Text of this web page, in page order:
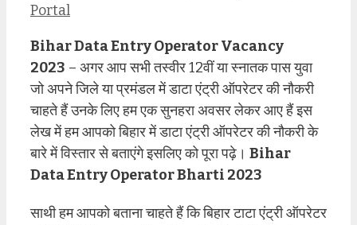
Portal
Bihar Data Entry Operator Vacancy
2023 – अगर आप सभी तस्वीर 12वीं या स्नातक पास युवा
जो अपने जिले या प्रमंडल में डाटा एंट्री ऑपरेटर की नौकरी
चाहते हैं उनके लिए हम एक सुनहरा अवसर लेकर आए हैं इस
लेख में हम आपको बिहार में डाटा एंट्री ऑपरेटर की नौकरी के
बारे में विस्तार से बताएंगे इसलिए को पूरा पढ़े। Bihar
Data Entry Operator Bharti 2023
साथी हम आपको बताना चाहते हैं कि बिहार टाटा एंट्री ऑपरेटर